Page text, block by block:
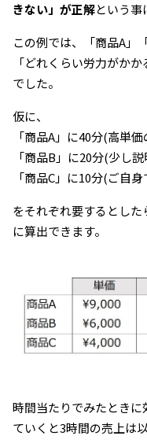
きない」が正解という事
この例では、「商品A」
「どれくらい労力がか
でした。
仮に、
「商品A」に40分(高単
「商品B」に20分(少し
「商品C」に10分(ご自
をそれぞれ要するとし
に算出できます。
時間当たりでみたとき
ていくと3時間の売上は